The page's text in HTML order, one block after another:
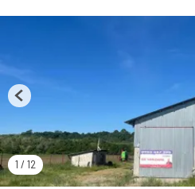
1 / 12
Previous